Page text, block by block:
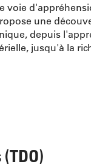
voie
une
depuis
jusqu'à la